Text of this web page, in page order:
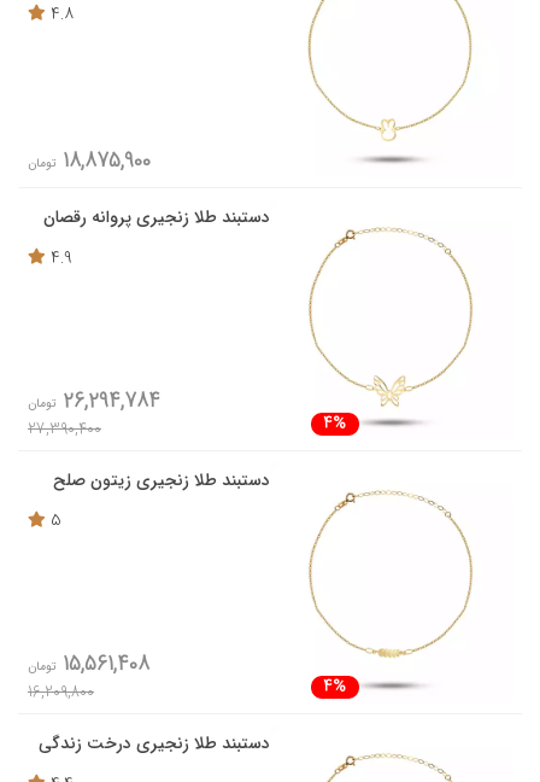
4.8
18,875,900 تومان
دستبند طلا زنجیری پروانه رقصان
4.9
4%
26,294,784 تومان
27,390,400
دستبند طلا زنجیری زیتون صلح
5
4%
15,561,408 تومان
16,209,800
دستبند طلا زنجیری درخت زندگی